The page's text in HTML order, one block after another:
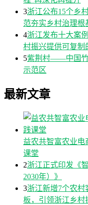
3浙江公布15个乡
范夯实乡村治理根
4浙江发布十大案
村振兴提供可复制
5紫荆村——中国竹
示范区
最新文章
益农共智富农业
课堂
2浙江正式印发《
2030年）》
3浙江新增7个农
板，引领浙江乡村